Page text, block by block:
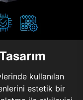
kullanılan
estetik bir